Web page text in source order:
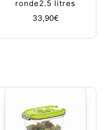
ronde2.5 litres
33,90€